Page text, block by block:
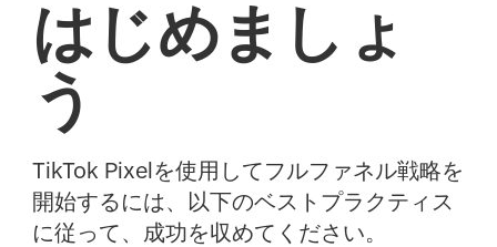
はじめましょ
う
TikTok Pixelを使用してフルファネル戦略を
開始するには、以下のベストプラクティス
に従って、成功を収めてください。